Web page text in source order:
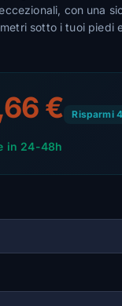
con una
sotto i tuoi piedi
€ Risparmi
in 24-48h